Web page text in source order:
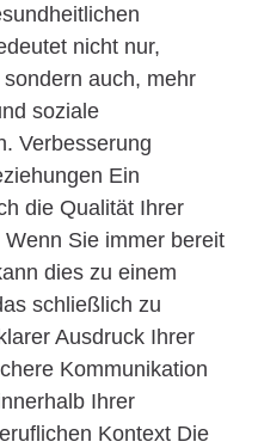
nicht nur,
auch, mehr
soziale
Verbesserung
Ein
die Qualität Ihrer
Sie immer bereit
dies zu einem
schließlich zu
Ausdruck Ihrer
Kommunikation
Ihrer
Kontext Die